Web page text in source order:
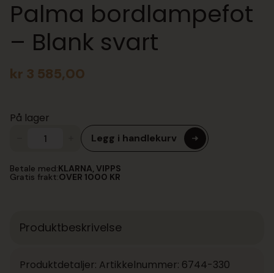
Palma bordlampefot
– Blank svart
kr 3 585,00
På lager
Blank
svart
Legg i handlekurv
Betale med:KLARNA, VIPPS
Gratis frakt:OVER 1000 KR
Produktbeskrivelse
Produktdetaljer: Artikkelnummer: 6744-330